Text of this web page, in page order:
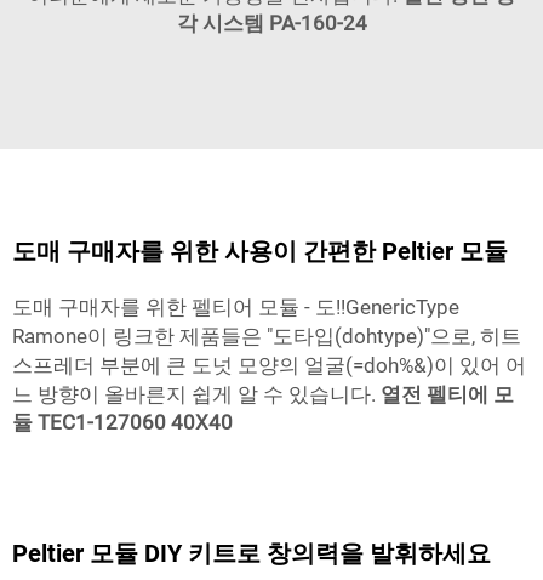
각 시스템 PA-160-24
도매 구매자를 위한 사용이 간편한 Peltier 모듈
도매 구매자를 위한 펠티어 모듈 - 도!!GenericType
Ramone이 링크한 제품들은 "도타입(dohtype)"으로, 히트
스프레더 부분에 큰 도넛 모양의 얼굴(=doh%&)이 있어 어
느 방향이 올바른지 쉽게 알 수 있습니다. 열전 펠티에 모
듈 TEC1-127060 40X40
Peltier 모듈 DIY 키트로 창의력을 발휘하세요